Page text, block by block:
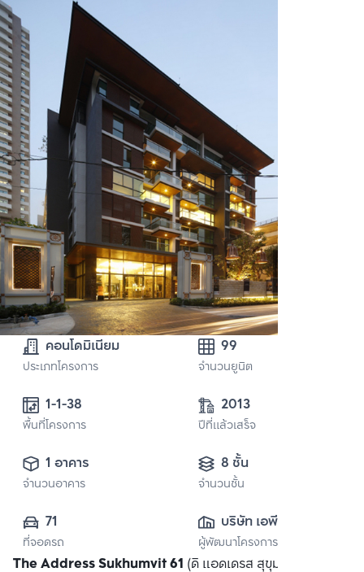
คอนโดมิเนียม
ประเภทโครงการ
99
จำนวนยูนิต
พื้นที่โครงการ
2013
ปีที่แล้วเสร็จ
1 อาคาร
จำนวนอาคาร
8 ชั้น
จำนวนชั้น
71
ที่จอดรถ
บริษัท เอพี (ไทย
แลนด์)
จำกัด(มหาชน)
ผู้พัฒนาโครงการ
The Address Sukhumvit 61 (ดิ แอดเดรส สุขุมวิท 61)